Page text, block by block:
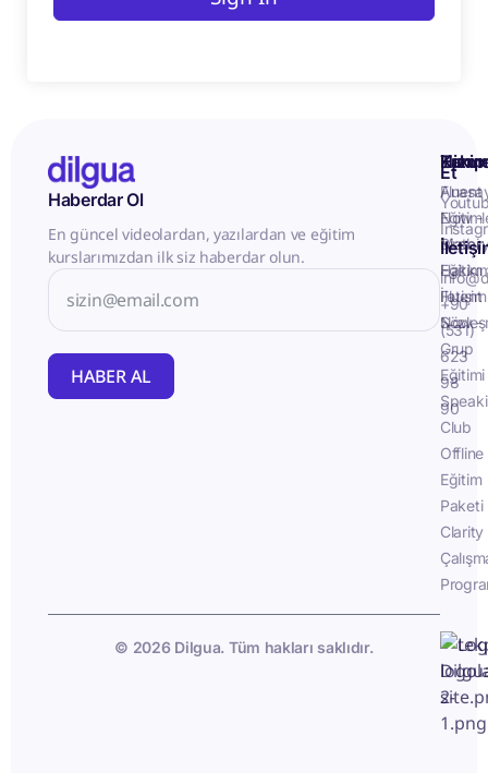
Haberdar Ol
En güncel videolardan, yazılardan ve eğitim
kurslarımızdan ilk siz haberdar olun.
HABER AL
İletişim
Fluent
Now -
Birebir
Eğitim
Fluent
Now -
Grup
Eğitimi
Club
Offline
Eğitim
Paketi
Clarity
Takip
Et
+90
(531)
623
98
90
© 2026 Dilgua. Tüm hakları saklıdır.